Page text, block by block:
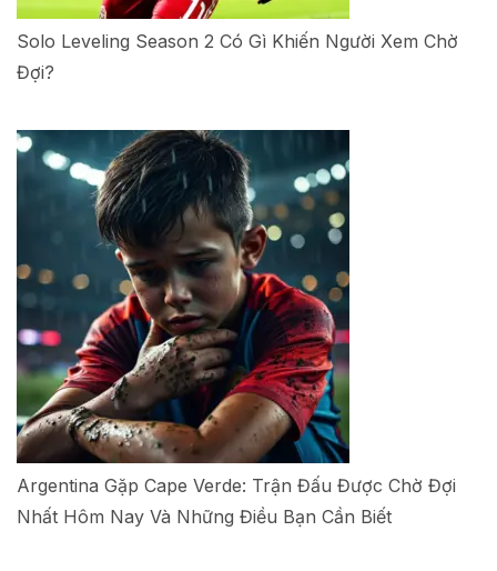
Solo Leveling Season 2 Có Gì Khiến Người Xem Chờ
Đợi?
Argentina Gặp Cape Verde: Trận Đấu Được Chờ Đợi
Nhất Hôm Nay Và Những Điều Bạn Cần Biết